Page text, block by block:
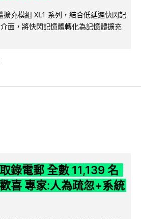
擴充模組 XL1 系列，結合低延遲快閃記
面，將快閃記憶體轉化為記憶體擴充
錄電郵 全數 11,139 名
喜 專家:人為疏忽+系統